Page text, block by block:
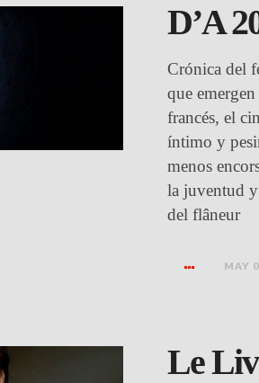
D’A
Crónica del
que
francés, el
íntimo y
menos
la juventud
del flâneur
MAY
Le